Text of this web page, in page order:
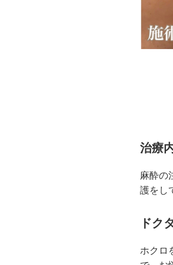
治療
麻酔の
護をし
ドク
ホクロ